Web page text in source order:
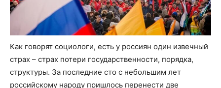
Как говорят социологи, есть у россиян один извечный
страх – страх потери государственности, порядка,
структуры. За последние сто с небольшим лет
российскому народу пришлось перенести две